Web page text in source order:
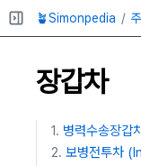
🪴Simonpedia
장갑차
병력수송장
보병전투차